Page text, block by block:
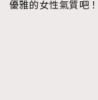
優雅的女性氣質吧！